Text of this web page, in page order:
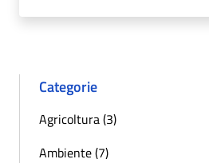
Categorie
Agricoltura (3)
Ambiente (7)